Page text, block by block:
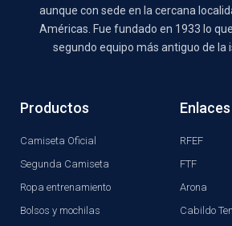
aunque con sede en la cercana
Américas. Fue fundado en 1933 lo
segundo equipo más antiguo de la
Productos
Camiseta Oficial
Segunda Camiseta
Ropa entrenamiento
Bolsos y mochilas
Enlaces
RFEF
FTF
Arona
Cabildo